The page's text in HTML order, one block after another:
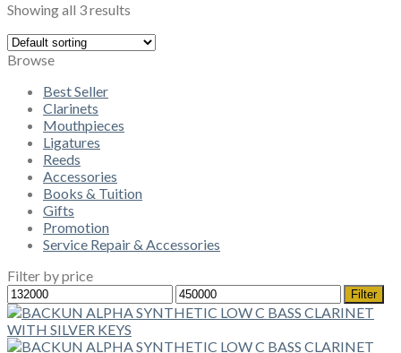
Showing all 3 results
Browse
Best Seller
Clarinets
Mouthpieces
Ligatures
Reeds
Accessories
Books & Tuition
Gifts
Promotion
Service Repair & Accessories
Filter by price
Min
price
Max
price
Filter